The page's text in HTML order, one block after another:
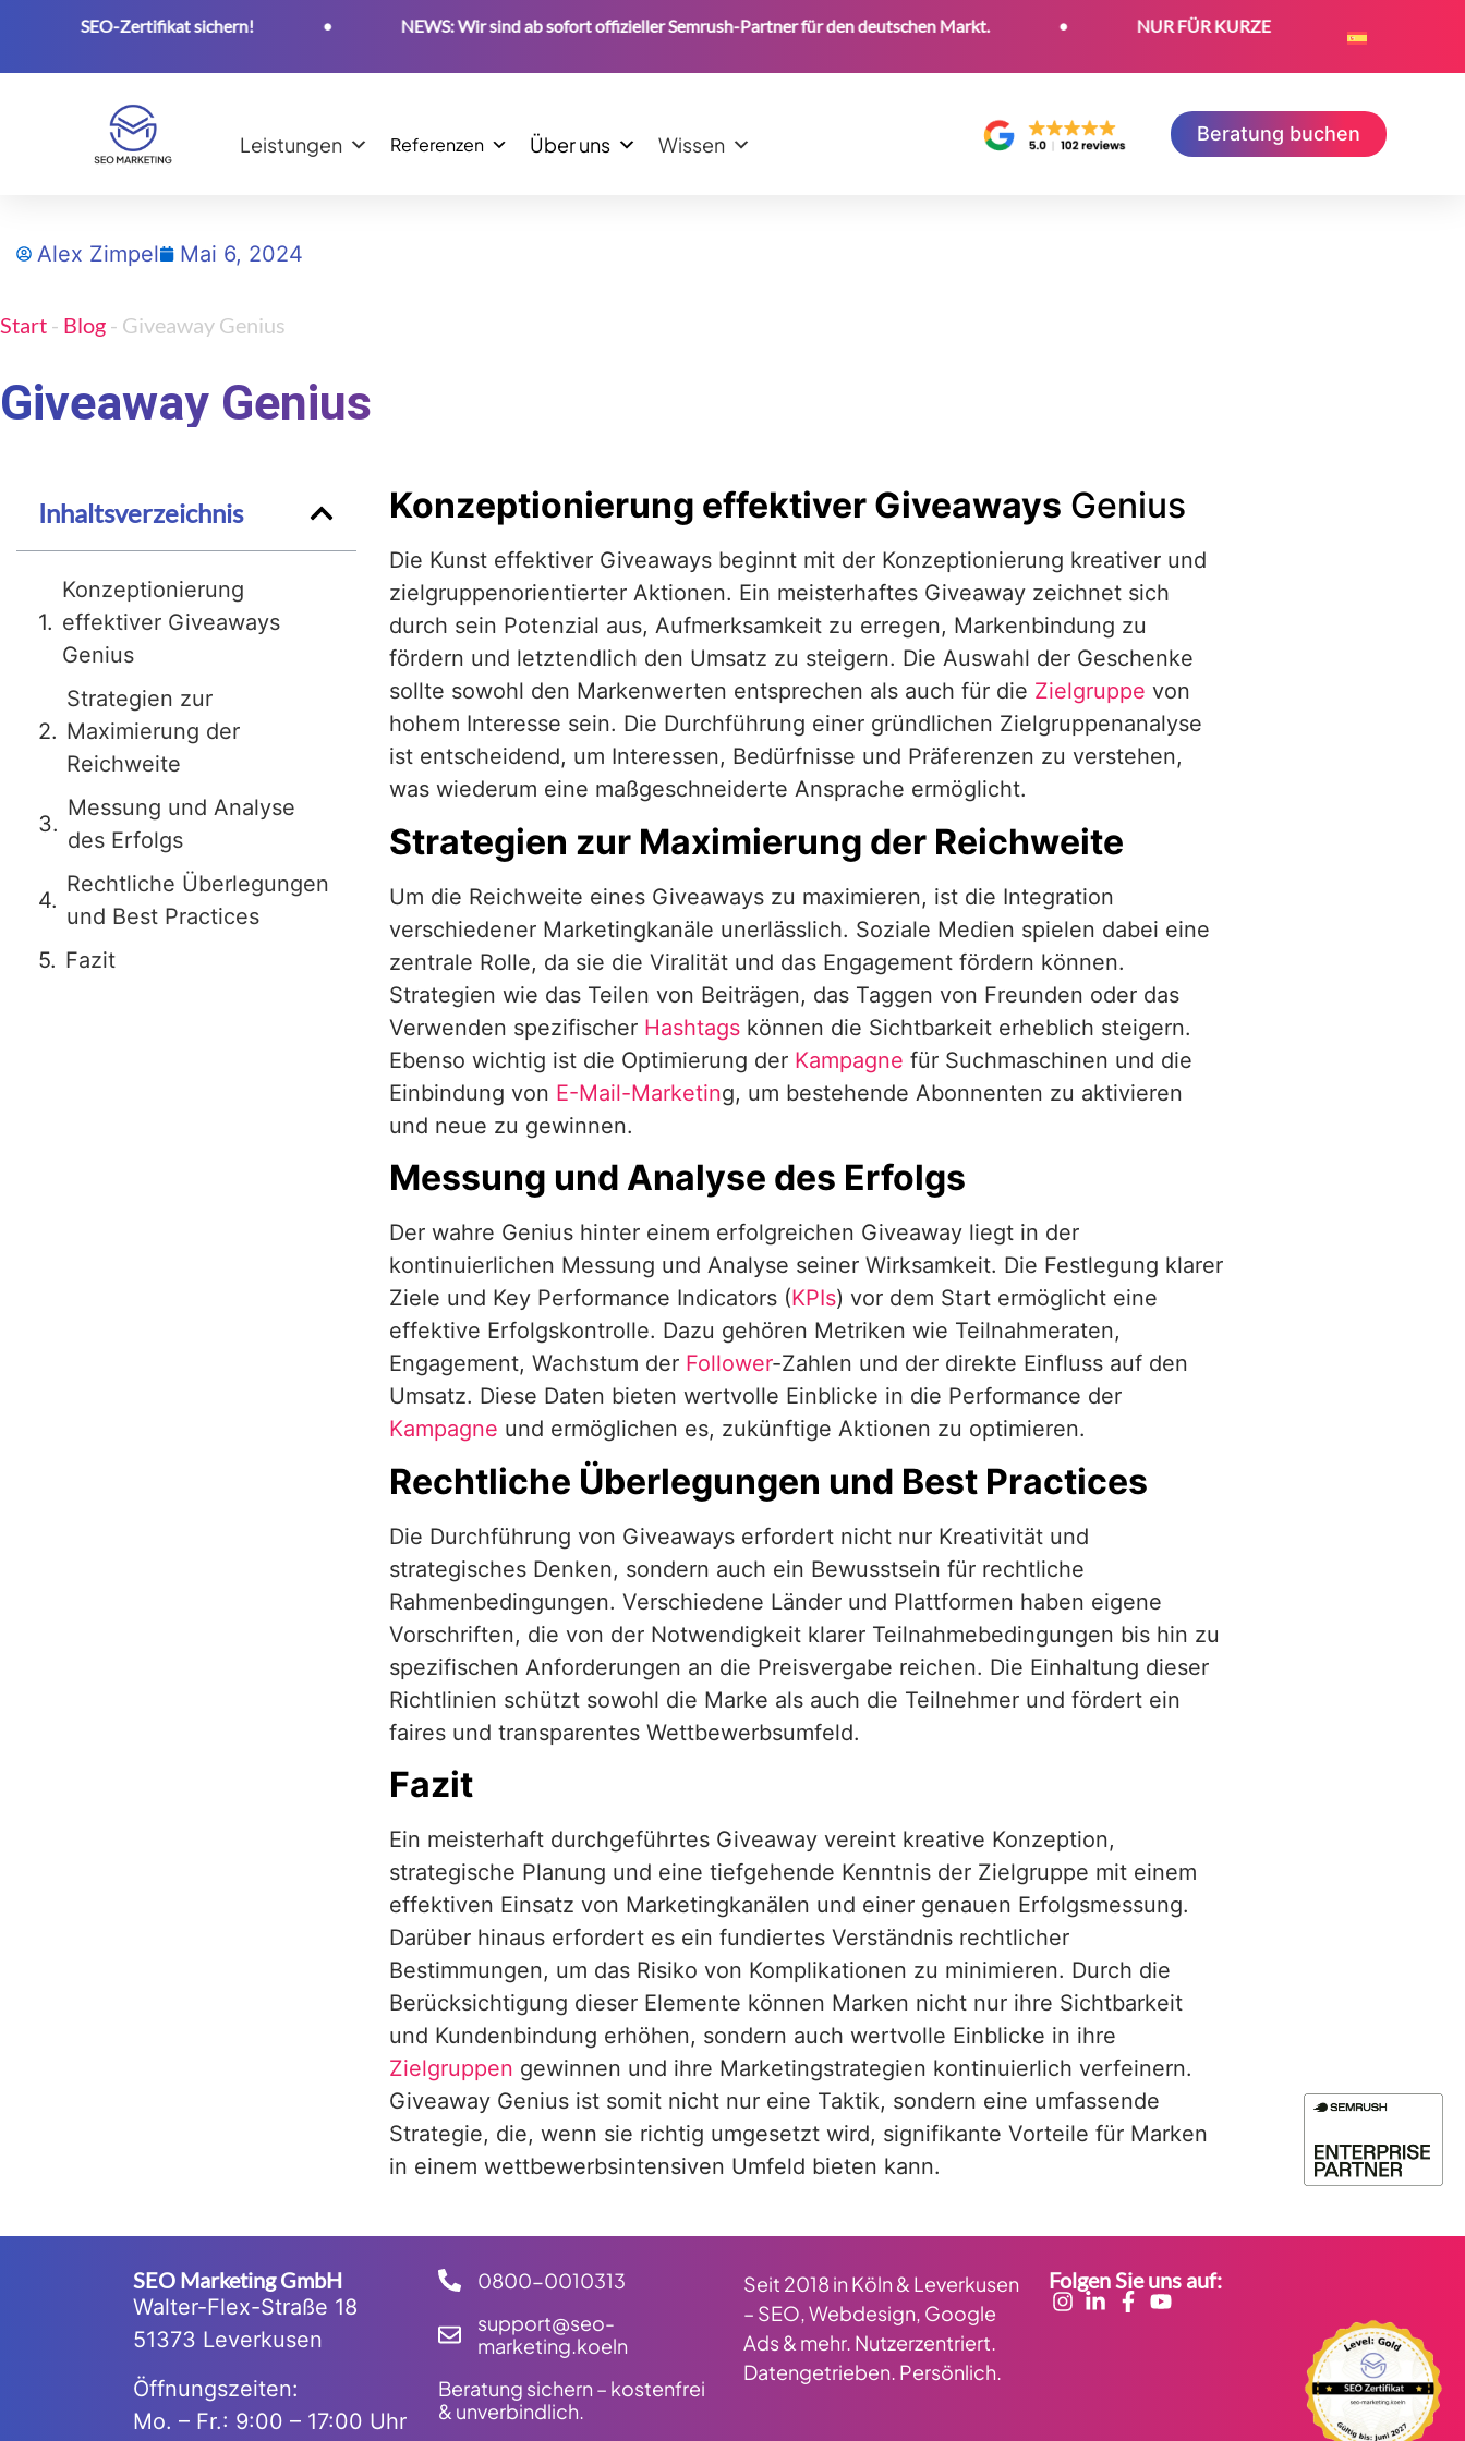
SEO-Zertifikat sichern! NEWS: Wir sind ab sofort offizieller Semrush-Partner für den deutschen Markt. NUR FÜR KURZE ZEIT: Jetzt kostenloses
Leistungen Referenzen Über uns Wissen Beratung buchen
Alex Zimpel Mai 6, 2024
Start - Blog - Giveaway Genius
Giveaway Genius
Inhaltsverzeichnis
Konzeptionierung
effektiver Giveaways
Genius
Strategien zur
Maximierung der
Reichweite
Messung und Analyse
des Erfolgs
Rechtliche Überlegungen
und Best Practices
Fazit
Konzeptionierung effektiver Giveaways Genius
Die Kunst effektiver Giveaways beginnt mit der Konzeptionierung kreativer und
zielgruppenorientierter Aktionen. Ein meisterhaftes Giveaway zeichnet sich
durch sein Potenzial aus, Aufmerksamkeit zu erregen, Markenbindung zu
fördern und letztendlich den Umsatz zu steigern. Die Auswahl der Geschenke
sollte sowohl den Markenwerten entsprechen als auch für die Zielgruppe von
hohem Interesse sein. Die Durchführung einer gründlichen Zielgruppenanalyse
ist entscheidend, um Interessen, Bedürfnisse und Präferenzen zu verstehen,
was wiederum eine maßgeschneiderte Ansprache ermöglicht.
Strategien zur Maximierung der Reichweite
Um die Reichweite eines Giveaways zu maximieren, ist die Integration
verschiedener Marketingkanäle unerlässlich. Soziale Medien spielen dabei eine
zentrale Rolle, da sie die Viralität und das Engagement fördern können.
Strategien wie das Teilen von Beiträgen, das Taggen von Freunden oder das
Verwenden spezifischer Hashtags können die Sichtbarkeit erheblich steigern.
Ebenso wichtig ist die Optimierung der Kampagne für Suchmaschinen und die
Einbindung von E-Mail-Marketing, um bestehende Abonnenten zu aktivieren
und neue zu gewinnen.
Messung und Analyse des Erfolgs
Der wahre Genius hinter einem erfolgreichen Giveaway liegt in der
kontinuierlichen Messung und Analyse seiner Wirksamkeit. Die Festlegung klarer
Ziele und Key Performance Indicators (KPIs) vor dem Start ermöglicht eine
effektive Erfolgskontrolle. Dazu gehören Metriken wie Teilnahmeraten,
Engagement, Wachstum der Follower-Zahlen und der direkte Einfluss auf den
Umsatz. Diese Daten bieten wertvolle Einblicke in die Performance der
Kampagne und ermöglichen es, zukünftige Aktionen zu optimieren.
Rechtliche Überlegungen und Best Practices
Die Durchführung von Giveaways erfordert nicht nur Kreativität und
strategisches Denken, sondern auch ein Bewusstsein für rechtliche
Rahmenbedingungen. Verschiedene Länder und Plattformen haben eigene
Vorschriften, die von der Notwendigkeit klarer Teilnahmebedingungen bis hin zu
spezifischen Anforderungen an die Preisvergabe reichen. Die Einhaltung dieser
Richtlinien schützt sowohl die Marke als auch die Teilnehmer und fördert ein
faires und transparentes Wettbewerbsumfeld.
Fazit
Ein meisterhaft durchgeführtes Giveaway vereint kreative Konzeption,
strategische Planung und eine tiefgehende Kenntnis der Zielgruppe mit einem
effektiven Einsatz von Marketingkanälen und einer genauen Erfolgsmessung.
Darüber hinaus erfordert es ein fundiertes Verständnis rechtlicher
Bestimmungen, um das Risiko von Komplikationen zu minimieren. Durch die
Berücksichtigung dieser Elemente können Marken nicht nur ihre Sichtbarkeit
und Kundenbindung erhöhen, sondern auch wertvolle Einblicke in ihre
Zielgruppen gewinnen und ihre Marketingstrategien kontinuierlich verfeinern.
Giveaway Genius ist somit nicht nur eine Taktik, sondern eine umfassende
Strategie, die, wenn sie richtig umgesetzt wird, signifikante Vorteile für Marken
in einem wettbewerbsintensiven Umfeld bieten kann.
SEO Marketing GmbH
Walter-Flex-Straße 18
51373 Leverkusen
Öffnungszeiten:
Mo. – Fr.: 9:00 – 17:00 Uhr
0800-0010313
support@seo-
marketing.koeln
Beratung sichern – kostenfrei
& unverbindlich.
Seit 2018 in Köln & Leverkusen
– SEO, Webdesign, Google
Ads & mehr. Nutzerzentriert.
Datengetrieben. Persönlich.
Folgen Sie uns auf: